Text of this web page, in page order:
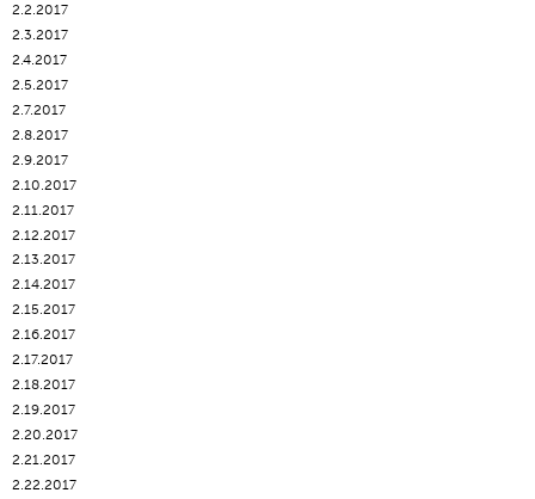
2.2.2017
2.3.2017
2.4.2017
2.5.2017
2.7.2017
2.8.2017
2.9.2017
2.10.2017
2.11.2017
2.12.2017
2.13.2017
2.14.2017
2.15.2017
2.16.2017
2.17.2017
2.18.2017
2.19.2017
2.20.2017
2.21.2017
2.22.2017